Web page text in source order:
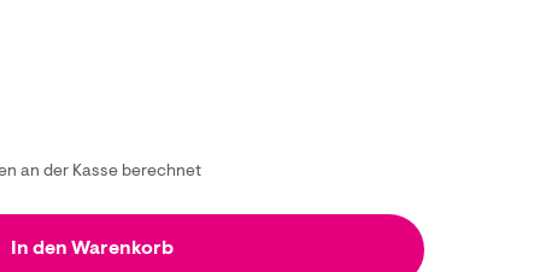
an der Kasse berechnet
In den Warenkorb